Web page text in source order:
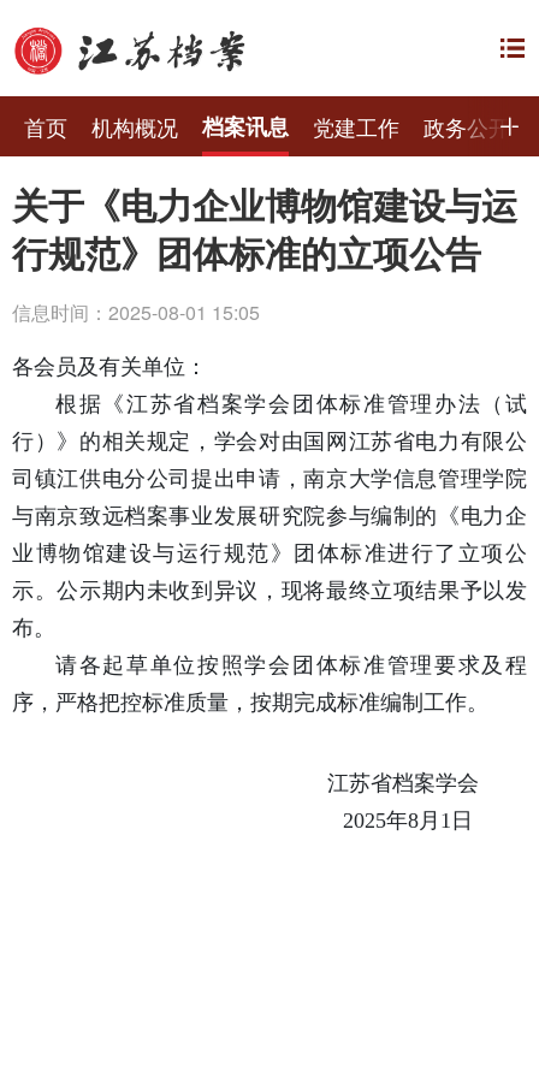
首页 机构概况 档案讯息 党建工作 政务公开
关于《电力企业博物馆建设与运
行规范》团体标准的立项公告
信息时间：2025-08-01 15:05
各会员及有关单位：
根据《江苏省档案学会团体标准管理办法（试
行）》的相关规定，学会对由国网江苏省电力有限公
司镇江供电分公司提出申请，南京大学信息管理学院
与南京致远档案事业发展研究院参与编制的《电力企
业博物馆建设与运行规范》团体标准进行了立项公
示。公示期内未收到异议，现将最终立项结果予以发
布。
请各起草单位按照学会团体标准管理要求及程
序，严格把控标准质量，按期完成标准编制工作。
江苏省档案学会
2025年8月1日